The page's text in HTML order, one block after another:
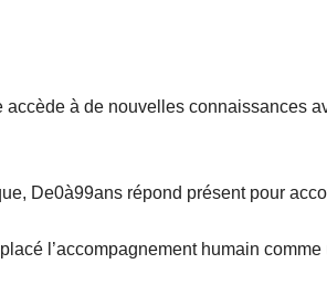
à de nouvelles connaissances
De0à99ans répond présent pour
l’accompagnement humain